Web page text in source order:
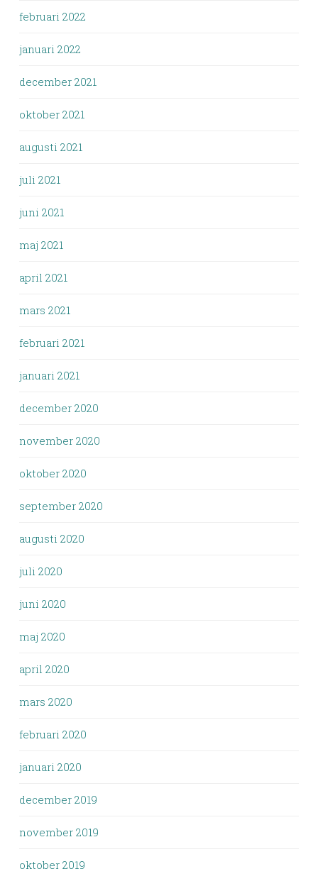
februari 2022
januari 2022
december 2021
oktober 2021
augusti 2021
juli 2021
juni 2021
maj 2021
april 2021
mars 2021
februari 2021
januari 2021
december 2020
november 2020
oktober 2020
september 2020
augusti 2020
juli 2020
juni 2020
maj 2020
april 2020
mars 2020
februari 2020
januari 2020
december 2019
november 2019
oktober 2019